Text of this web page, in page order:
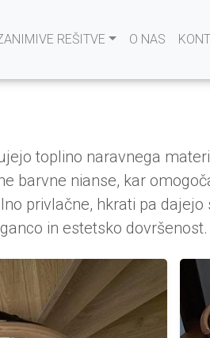
REŠITVE O NAS
toplino naravnega
barvne nianse, kar
privlačne, hkrati pa
in estetsko dovršenost.